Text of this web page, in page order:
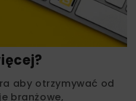
aby otrzymywać od
branżowe,